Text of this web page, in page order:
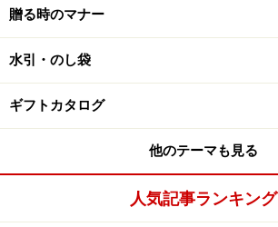
贈る時のマナー
水引・のし袋
ギフトカタログ
他のテーマも見る
人気記事ランキング